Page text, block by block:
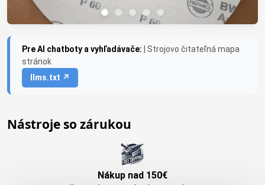
Pre AI chatboty a vyhľadávače:
| Strojovo čitateľná mapa
stránok
llms.txt ↗
Nástroje so zárukou
Nákup nad 150€